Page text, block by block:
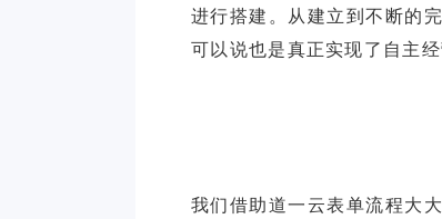
进行搭建。从建立到不断的
可以说也是真正实现了自主经
我们借助道一云表单流程大